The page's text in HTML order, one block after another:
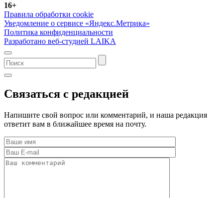
16+
Правила обработки cookie
Уведомление о сервисе «Яндекс.Метрика»
Политика конфиденциальности
Разработано веб-студией LAIKA
Связаться с редакцией
Напишите свой вопрос или комментарий, и наша редакция
ответит вам в ближайшее время на почту.